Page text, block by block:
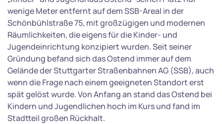
wenige Meter entfernt auf dem SSB-Areal in der
Schönbühlstraße 75, mit großzügigen und modernen
Räumlichkeiten, die eigens für die Kinder- und
Jugendeinrichtung konzipiert wurden. Seit seiner
Gründung befand sich das Ostend immer auf dem
Gelände der Stuttgarter Straßenbahnen AG (SSB), auch
wenn die Frage nach einem geeigneten Standort erst
spät gelöst wurde. Von Anfang an stand das Ostend bei
Kindern und Jugendlichen hoch im Kurs und fand im
Stadtteil großen Rückhalt.